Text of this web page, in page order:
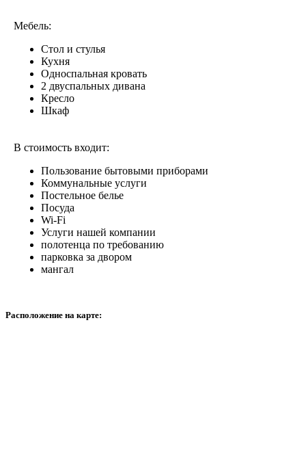
Мебель:
Стол и стулья
Кухня
Односпальная кровать
2 двуспальных дивана
Кресло
Шкаф
В стоимость входит:
Пользование бытовыми приборами
Коммунальные услуги
Постельное белье
Посуда
Wi-Fi
Услуги нашей компании
полотенца по требованию
парковка за двором
мангал
Расположение на карте: